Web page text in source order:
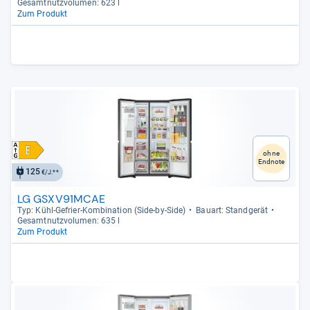
Gesamt­nutz­vo­lu­men: 623 l
Zum Produkt
125 €/J.**
ohne
Endnote
LG GSXV91MCAE
Typ: Kühl-​Gefrier-​Kom­bi­na­tion (Side-​by-​Side)
Bau­art: Stand­ge­rät
Gesamt­nutz­vo­lu­men: 635 l
Zum Produkt